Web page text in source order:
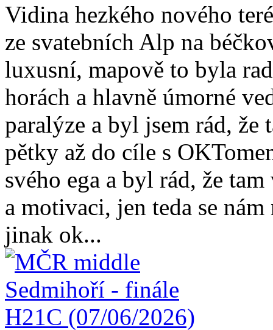
Vidina hezkého nového
ze svatebních Alp na
luxusní, mapově to byla
horách a hlavně úmorné
paralýze a byl jsem rád, že
pětky až do cíle s
svého ega a byl rád, že
a motivaci, jen teda se
jinak ok...